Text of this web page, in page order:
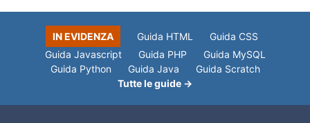
IN EVIDENZA Guida HTML
Guida CSS
Guida Javascript
Guida PHP
Guida MySQL
Guida Python
Guida Java
Guida Scratch
Tutte le guide →